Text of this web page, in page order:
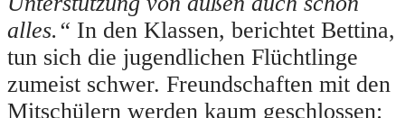
alles.“ In den Klassen, berichtet Bettina,
tun sich die jugendlichen Flüchtlinge
zumeist schwer. Freundschaften mit den
Mitschülern werden kaum geschlossen: